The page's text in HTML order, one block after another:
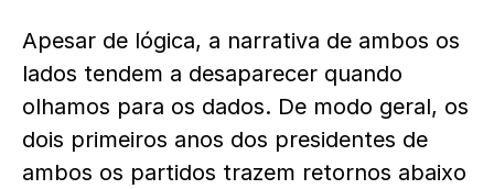
Apesar de lógica, a narrativa de ambos os
lados tendem a desaparecer quando
olhamos para os dados. De modo geral, os
dois primeiros anos dos presidentes de
ambos os partidos trazem retornos abaixo